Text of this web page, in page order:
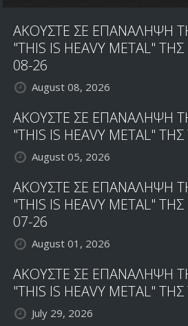
ΑΚΟΥΣΤΕ ΣΕ ΕΠΑΝΑΛΗΨΗ
"THIS IS HEAVY METAL"
08-26
August 08, 2026
ΑΚΟΥΣΤΕ ΣΕ ΕΠΑΝΑΛΗΨΗ
"THIS IS HEAVY METAL"
August 05, 2026
ΑΚΟΥΣΤΕ ΣΕ ΕΠΑΝΑΛΗΨΗ
"THIS IS HEAVY METAL"
07-26
August 01, 2026
ΑΚΟΥΣΤΕ ΣΕ ΕΠΑΝΑΛΗΨΗ
"THIS IS HEAVY METAL"
July 29, 2026